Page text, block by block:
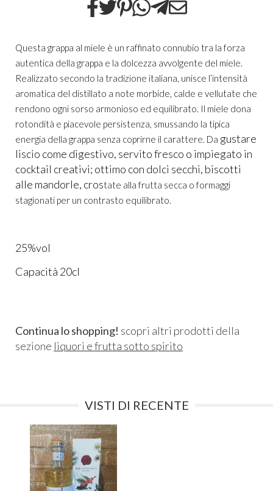
Questa grappa al miele è un raffinato connubio tra la forza
autentica della grappa e la dolcezza avvolgente del miele.
Realizzato secondo la tradizione italiana, unisce l’intensità
aromatica del distillato a note morbide, calde e vellutate che
rendono ogni sorso armonioso ed equilibrato. Il miele dona
rotondità e piacevole persistenza, smussando la tipica
energia della grappa senza coprirne il carattere. Da gustare
liscio come digestivo, servito fresco o impiegato in
cocktail creativi; ottimo con dolci secchi, biscotti
alle mandorle, crostate alla frutta secca o formaggi
stagionati per un contrasto equilibrato.
25%vol
Capacità 20cl
Continua lo shopping! scopri altri prodotti della
sezione liquori e frutta sotto spirito
VISTI DI RECENTE